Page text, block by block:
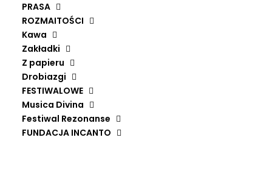
PRASA
ROZMAITOŚCI
Kawa
Zakładki
Z papieru
Drobiazgi
FESTIWALOWE
Musica Divina
Festiwal Rezonanse
FUNDACJA INCANTO